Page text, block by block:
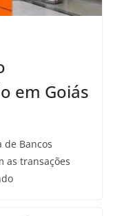
em Goiás
de Bancos
as transações